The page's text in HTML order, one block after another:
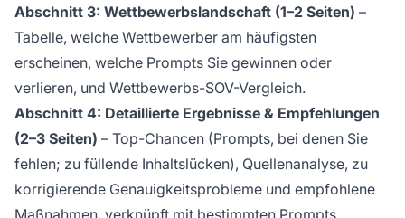
Abschnitt 3: Wettbewerbslandschaft (1–2 Seiten) –
Tabelle, welche Wettbewerber am häufigsten
erscheinen, welche Prompts Sie gewinnen oder
verlieren, und Wettbewerbs-SOV-Vergleich.
Abschnitt 4: Detaillierte Ergebnisse & Empfehlungen
(2–3 Seiten) – Top-Chancen (Prompts, bei denen Sie
fehlen; zu füllende Inhaltslücken), Quellenanalyse, zu
korrigierende Genauigkeitsprobleme und empfohlene
Maßnahmen, verknüpft mit bestimmten Prompts.